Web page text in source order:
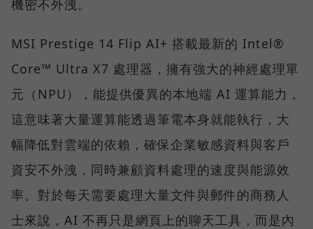
機密不外洩。
MSI Prestige 14 Flip AI+ 搭載最新的 Intel®
Core™ Ultra X7 處理器，擁有強大的神經處理單
元（NPU），能提供優異的本地端 AI 運算能力，
這意味著大量運算能透過筆電本身就能執行，大
幅降低對雲端的依賴，確保企業敏感資料與客戶
資安不外洩，同時兼顧資料處理的速度與能源效
率。對於每天需要處理大量文件與郵件的商務人
士來說，AI 不再只是網頁上的聊天工具，而是內